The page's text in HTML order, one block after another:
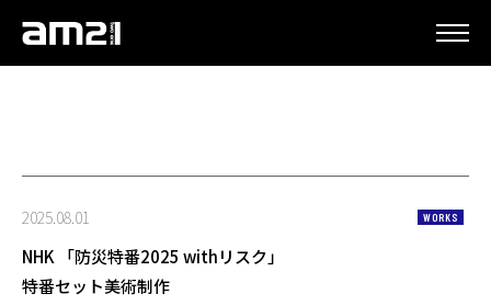
2025.08.01 WORKS
NHK 「防災特番2025 withリスク」
特番セット美術制作